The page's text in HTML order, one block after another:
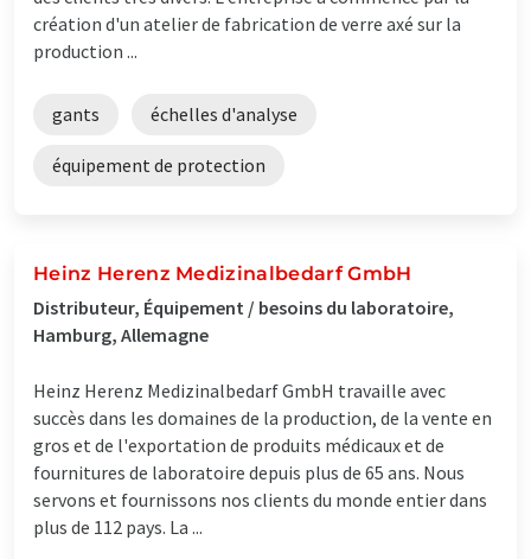
création d'un atelier de fabrication de verre axé sur la
production ...
gants échelles d'analyse
équipement de protection
Heinz Herenz Medizinalbedarf GmbH
Distributeur, Équipement / besoins du laboratoire,
Hamburg, Allemagne
Heinz Herenz Medizinalbedarf GmbH travaille avec
succès dans les domaines de la production, de la vente en
gros et de l'exportation de produits médicaux et de
fournitures de laboratoire depuis plus de 65 ans. Nous
servons et fournissons nos clients du monde entier dans
plus de 112 pays. La ...